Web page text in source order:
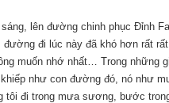
lên đường chinh phục Đỉnh
đường đi lúc này đã khó hơn rất
muốn nhớ nhất… Trong những
như con đường đó, nó như
tôi đi trong mưa sương, bước